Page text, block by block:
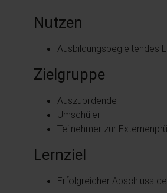
Nutzen
Ausbildungsbegleitendes
Zielgruppe
Auszubildende
Umschüler
Teilnehmer zur
Lernziel
Erfolgreicher Abschluss